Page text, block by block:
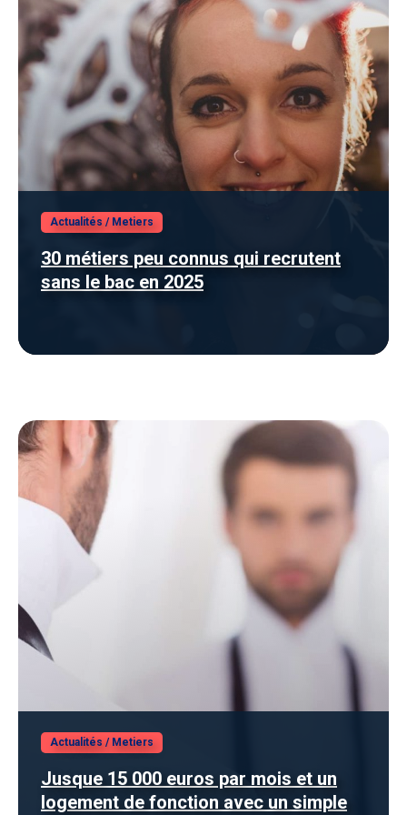
Actualités / Metiers
30 métiers peu connus qui recrutent
sans le bac en 2025
Actualités / Metiers
Jusque 15 000 euros par mois et un
logement de fonction avec un simple